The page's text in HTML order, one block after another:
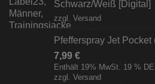
Schwarz/Weiß [Digital]
zzgl. Versand
Pfefferspray Jet
7,99 €
Enthält 19% MwSt. 19 % DE
zzgl. Versand